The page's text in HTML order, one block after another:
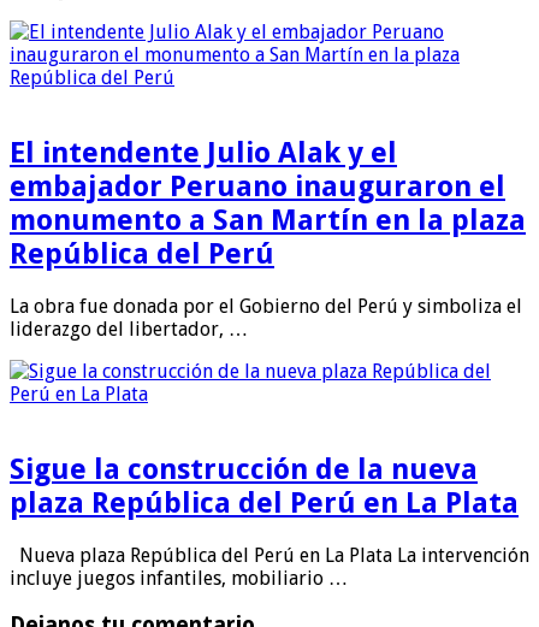
El intendente Julio Alak y el
embajador Peruano inauguraron el
monumento a San Martín en la plaza
República del Perú
La obra fue donada por el Gobierno del Perú y simboliza el
liderazgo del libertador, …
Sigue la construcción de la nueva
plaza República del Perú en La Plata
Nueva plaza República del Perú en La Plata La intervención
incluye juegos infantiles, mobiliario …